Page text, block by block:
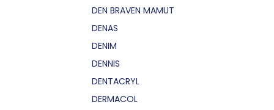
DEN BRAVEN MAMUT
DENAS
DENIM
DENNIS
DENTACRYL
DERMACOL